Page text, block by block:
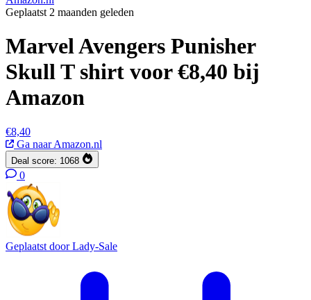
Geplaatst 2 maanden geleden
Marvel Avengers Punisher
Skull T shirt voor €8,40 bij
Amazon
€8,40
Ga naar Amazon.nl
Deal score: 1068
0
Geplaatst doorLady-Sale